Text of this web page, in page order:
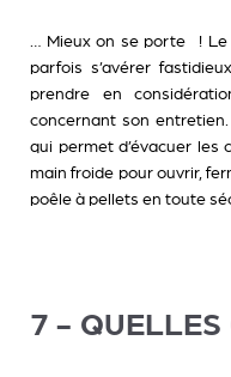
… Mieux on se porte ! Le
parfois s’avérer
prendre en
concernant son
qui permet d’évacuer les
main froide pour ouvrir,
poêle à pellets en toute
7 - QUELLES